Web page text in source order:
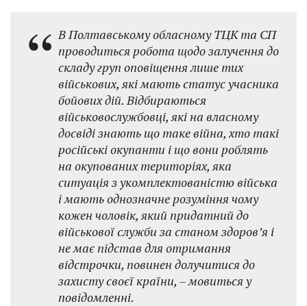
В Полтавському обласному ТЦК та СП
проводиться робота щодо залучення до
складу груп оповіщення лише тих
військових, які мають статус учасника
бойових дій. Відбираються
військовослужбовці, які на власному
досвіді знають що таке війна, хто такі
російські окупанти і що вони роблять
на окупованих територіях, яка
ситуація з укомплектованістю війська
і мають однозначне розуміння чому
кожен чоловік, який придатний до
військової служби за станом здоров’я і
не має підстав для отримання
відстрочки, повинен долучитися до
захисту своєї країни, – мовиться у
повідомленні.